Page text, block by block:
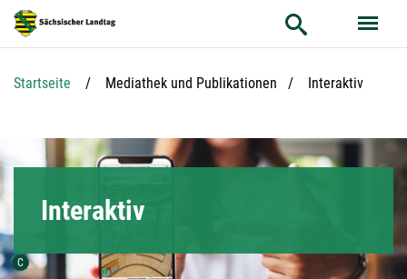
Hauptnavigation
Hauptinhalt
Service
Startseite Mediathek und Publikationen Aktuelle Seite:
Interaktiv
C Urheber der Grafik:
Interaktiv